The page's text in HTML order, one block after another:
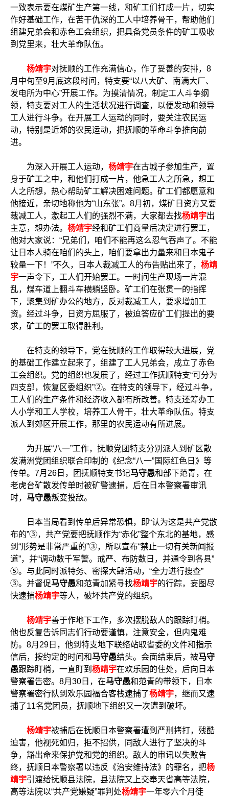
一致表示要在煤矿生产第一线，和矿工们打成一片，切实
作好基础工作，在苦干仇深的工人中培养骨干，帮助他们
组建兄弟会和赤色工会组织，把具备党员条件的矿工吸收
到党里来，壮大革命队伍。
杨靖宇对抚顺的工作充满信心，作了妥善的安排，8
月中旬至9月底这段时间，特支要“以八大矿、南满大厂、
发电所为中心”开展工作。为摸清情况，制定工人斗争纲
领，特支要对工人的生活状况进行调查，以便发动和领导
工人进行斗争。在开展工人运动的同时，要关注农民运
动，特别是近郊的农民运动，把抚顺的革命斗争推向前
进。
为深入开展工人运动， 杨靖宇在古城子参加生产，置
身于矿工之中，和他们打成一片，他急工人之所急，想工
人之所想，热心帮助矿工解决困难问题。矿工们都愿意和
他接近，亲切地称他为“山东张”。8月初，煤矿日资方又要
裁减工人，激起工人们的强烈不满，大家都去找杨靖宇出
主意，想办法。 杨靖宇经和矿工们商量后决定进行罢工，
他对大家说：“兄弟们，咱们不能再这么忍气吞声了。不能
让日本人骑在咱们的头上，咱们要拿出力量来和日本鬼子
较量一下！”不久，日本人裁减工人的布告贴出来了， 杨靖
宇一声令下，工人们开始罢工。一时间生产现场一片混
乱，煤车道上翻斗车横躺竖卧。矿工们在张贯一的指挥
下，聚集到矿办公的地方，反对裁减工人，要求增加工
资。经过斗争，日资方屈服了，被迫答应矿工们提出的要
求，矿工的罢工取得胜利。
在特支的领导下，党在抚顺的工作取得较大进展，党
的基础工作建立起来了，组建了工人兄弟会，成立了赤色
工会组织。党的组织也发展了，经过工作抚顺特支“可分为
四支部，恢复区委组织”②。在特支的领导下，经过斗争，
工人们的生产条件和经济收入都有所改善。特支还筹办工
人小学和工人学校，培养工人骨干，壮大革命队伍。特支
派人到郊区开展工作，那里的农民运动有所进展。
为开展“八一”工作，抚顺党团特支分别派人到矿区散
发满洲党团组织联合印制的《纪念“八一”国际红色日》等
传单。7月26日，团抚顺特支书记马守愚和部下范青，在
老虎台矿散发传单时被矿警逮捕，后在日本警察署审讯
时， 马守愚叛变投敌。
日本当局看到传单后异常恐惧，即“认为这是共产党散
布的”③，共产党要把抚顺作为“赤化”整个东北的基地，感
到“形势是非常严重的”③，所以宣布“禁止一切有关新闻报
道”，并“调动数千军警。戒严、布防数日，并通令到各县”
⑤。与此同时派特务、密探大肆活动，“全力进行搜查”
③。并督促马守愚和范青加紧寻找杨靖宇的行踪，妄图尽
快逮捕杨靖宇等人，破坏共产党的组织。
杨靖宇善于作地下工作，多次摆脱敌人的跟踪盯梢。
他也反复告诉同志们行动要谨慎，注意安全，但内鬼难
防。8月29日，他到特支地下联络站取省委的文件和指示
信后，按约定的时间和马守愚结头。会面结束后，被马守
愚跟踪盯梢，一直盯到 杨靖宇在欢乐园的住处，后向日本
警察署告密。8月30日，在马守愚和范青的带领下，日本
警察署密行队到欢乐园福合客栈逮捕了杨靖宇，继而又逮
捕了11名党团员，抚顺地下组织又一次遭到破坏。
杨靖宇被捕后在抚顺日本警察署遭到严刑拷打，残酷
迫害，他视死如归，拒不招供，同敌人进行了坚决的斗
争，豁出命来保护党和党的组织。敌人的审讯以失败告
终，抚顺日本警察署以违反《治安维持法》的罪名，把杨
靖宇引渡给抚顺县法院，县法院又上交奉天省高等法院，
高等法院以“共产党嫌疑”罪判处杨靖宇一年零六个月徒